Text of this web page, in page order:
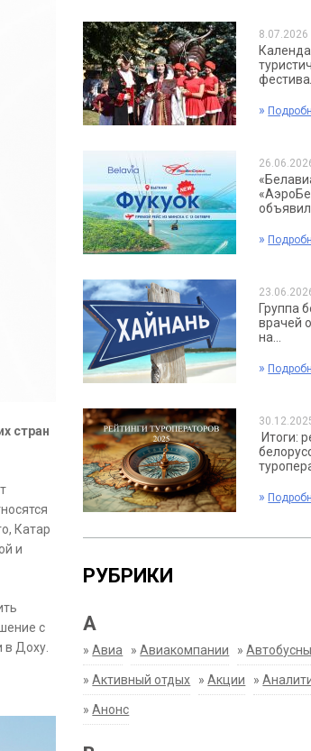
стран
Катар
и
с
в Доху.
8.07.2026
»
»
Группа
врачей
на...
»
Итоги:
»
РУБРИКИ
А
»Авиа »Авиакомпании »
»Активный отдых »Акции »
»Анонс